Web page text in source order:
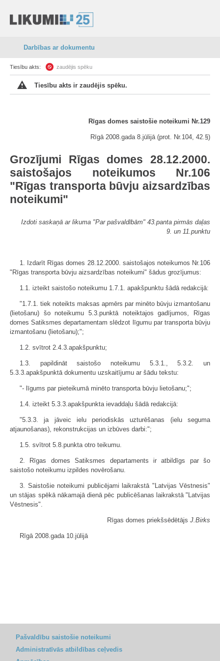
Darbības ar dokumentu
Tiesību akts: zaudējis spēku
Tiesību akts ir zaudējis spēku.
Rīgas domes saistošie noteikumi Nr.129
Rīgā 2008.gada 8.jūlijā (prot. Nr.104, 42.§)
Grozījumi Rīgas domes 28.12.2000.
saistošajos noteikumos Nr.106
"Rīgas transporta būvju aizsardzības
noteikumi"
Izdoti saskaņā ar likuma "Par pašvaldībām" 43.panta pirmās daļas
9. un 11.punktu
1. Izdarīt Rīgas domes 28.12.2000. saistošajos noteikumos Nr.106
"Rīgas transporta būvju aizsardzības noteikumi" šādus grozījumus:
1.1. izteikt saistošo noteikumu 1.7.1. apakšpunktu šādā redakcijā:
"1.7.1. tiek noteikts maksas apmērs par minēto būvju izmantošanu
(lietošanu) šo noteikumu 5.3.punktā noteiktajos gadījumos, Rīgas
domes Satiksmes departamentam slēdzot līgumu par transporta būvju
izmantošanu (lietošanu);";
1.2. svītrot 2.4.3.apakšpunktu;
1.3. papildināt saistošo noteikumu 5.3.1., 5.3.2. un
5.3.3.apakšpunktā dokumentu uzskaitījumu ar šādu tekstu:
"- līgums par pieteikumā minēto transporta būvju lietošanu;";
1.4. izteikt 5.3.3.apakšpunkta ievaddaļu šādā redakcijā:
"5.3.3. ja jāveic ielu periodiskās uzturēšanas (ielu seguma
atjaunošanas), rekonstrukcijas un izbūves darbi:";
1.5. svītrot 5.8.punkta otro teikumu.
2. Rīgas domes Satiksmes departaments ir atbildīgs par šo
saistošo noteikumu izpildes novērošanu.
3. Saistošie noteikumi publicējami laikrakstā "Latvijas Vēstnesis"
un stājas spēkā nākamajā dienā pēc publicēšanas laikrakstā "Latvijas
Vēstnesis".
Rīgas domes priekšsēdētājs J.Birks
Rīgā 2008.gada 10.jūlijā
Pašvaldību saistošie noteikumi
Administratīvās atbildības ceļvedis